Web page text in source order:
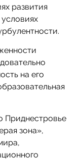
развития
на его
Приднестровье
зона»,